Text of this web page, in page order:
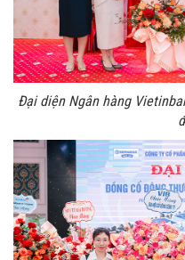
Đại diện Ngân hàng